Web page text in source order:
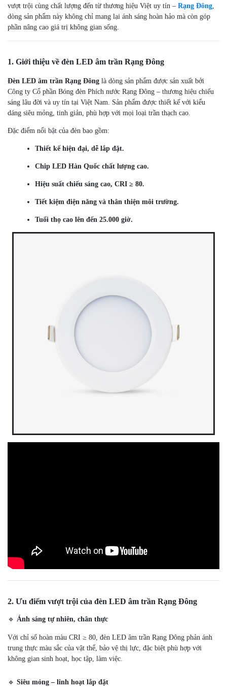
vượt trội cùng chất lượng đến từ thương hiệu Việt uy tín – Rạng Đông,
dòng sản phẩm này không chỉ mang lại ánh sáng hoàn hảo mà còn góp
phần nâng cao giá trị không gian sống.
1. Giới thiệu về đèn LED âm trần Rạng Đông
Đèn LED âm trần Rạng Đông là dòng sản phẩm được sản xuất bởi
Công ty Cổ phần Bóng đèn Phích nước Rạng Đông – thương hiệu chiếu
sáng lâu đời và uy tín tại Việt Nam. Sản phẩm được thiết kế với kiểu
dáng siêu mỏng, tinh giản, phù hợp với mọi loại trần thạch cao.
Đặc điểm nổi bật của đèn bao gồm:
Thiết kế hiện đại, dễ lắp đặt.
Chip LED Hàn Quốc chất lượng cao.
Hiệu suất chiếu sáng cao, CRI ≥ 80.
Tiết kiệm điện năng và thân thiện môi trường.
Tuổi thọ cao lên đến 25.000 giờ.
2. Ưu điểm vượt trội của đèn LED âm trần Rạng Đông
🔹 Ánh sáng tự nhiên, chân thực
Với chỉ số hoàn màu CRI ≥ 80, đèn LED âm trần Rạng Đông phản ánh
trung thực màu sắc của vật thể, bảo vệ thị lực, đặc biệt phù hợp với
không gian sinh hoạt, học tập, làm việc.
🔹 Siêu mỏng – linh hoạt lắp đặt